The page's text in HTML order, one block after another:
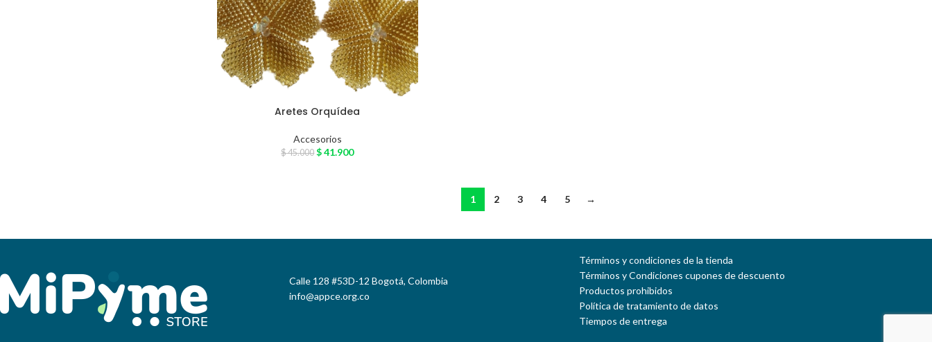
Aretes Orquídea
Accesorios
$45.000 $41.900
1 2 3 4 5 →
Calle 128 #53D-12 Bogotá, Colombia
info@appce.org.co
Términos y condiciones de la tienda
Términos y Condiciones cupones de descuento
Productos prohibidos
Política de tratamiento de datos
Tiempos de entrega